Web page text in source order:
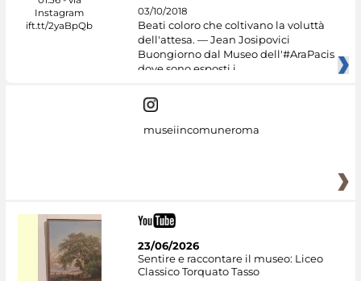
03/10/2018
Beati coloro che coltivano la voluttà
dell'attesa. — Jean Josipovici
Buongiorno dal Museo dell'#AraPacis
dove sono esposti i
museiincomuneroma
23/06/2026
Sentire e raccontare il museo: Liceo
Classico Torquato Tasso